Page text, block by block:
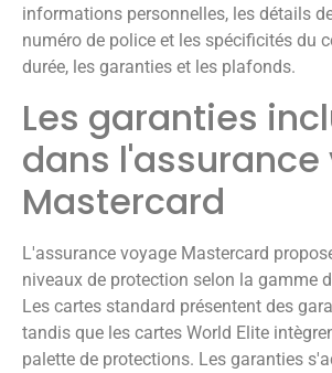
informations personnelles, les détails
numéro de police et les spécificités du
durée, les garanties et les plafonds.
Les garanties
dans
Mastercard
L'assurance voyage Mastercard
niveaux de protection selon la gamme
Les cartes standard présentent des
tandis que les cartes World Elite
palette de protections. Les garanties